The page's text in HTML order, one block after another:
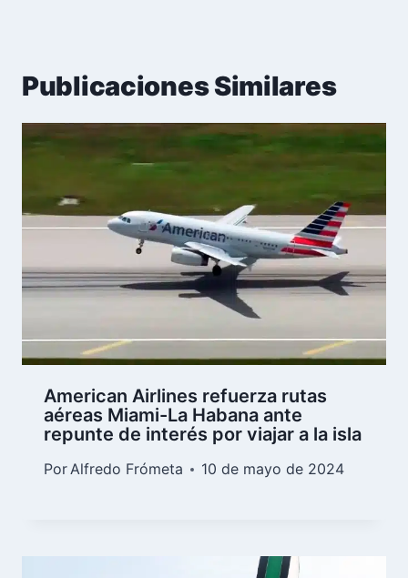
Publicaciones Similares
American Airlines refuerza rutas
aéreas Miami-La Habana ante
repunte de interés por viajar a la isla
PorAlfredo Frómeta 10 de mayo de 2024